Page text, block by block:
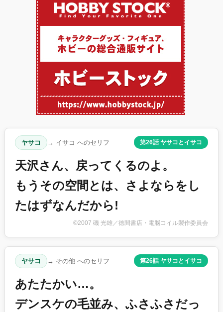
ヤサコ → イサコ へのセリフ 第26話 ヤサコとイサコ
天沢さん、戻ってくるのよ。
もうその空間とは、さよならをし
たはずなんだから!
©2007 磯 光雄／徳間書店・電脳コイル製作委員会
ヤサコ → その他 へのセリフ 第26話 ヤサコとイサコ
あたたかい…。
デンスケの毛並み、ふさふさだっ